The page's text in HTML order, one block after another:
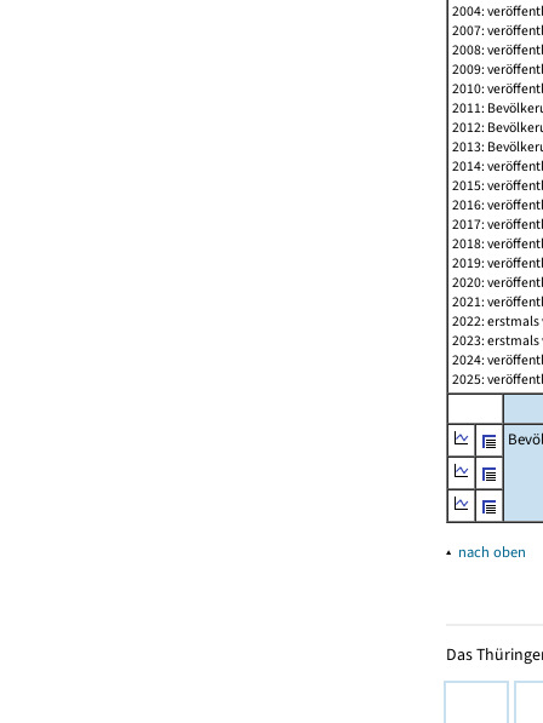
2004:
2007:
2008:
2009:
2010:
2011:
2012:
2013:
2014:
2015:
2016:
2017:
2018:
2019:
2020:
2021:
2022:
2023:
2024:
2025:
▴ nach oben
Das